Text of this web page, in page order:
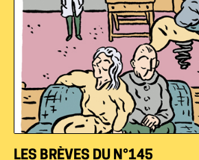
LES BRÈVES DU N°145